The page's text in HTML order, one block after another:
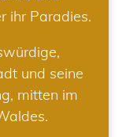
ihr Paradies.
und seine
mitten im